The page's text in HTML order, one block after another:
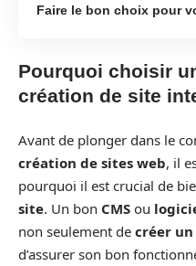
Faire le bon choix pour
Pourquoi choisir
création de site
Avant de plonger dans le
création de sites web, il
pourquoi il est crucial de
site. Un bon CMS ou
non seulement de créer
d’assurer son bon